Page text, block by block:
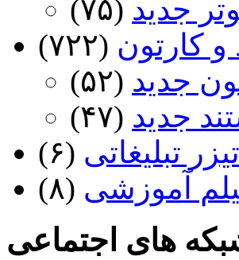
جدید (۷۵)
کارتون (۷۲۲)
جدید (۵۲)
جدید (۴۷)
تبلیغاتی (۶)
آموزشی (۸)
های اجتماعی